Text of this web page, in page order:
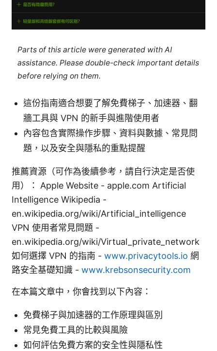
Parts of this article were generated with AI
assistance. Please double-check important details
before relying on them.
這份指南適合想要了解免費梯子、加速器、翻
牆工具與 VPN 的新手與進階使用者
內容包含實際操作步驟、資料與數據、常見問
題，以及安全與隱私的重點提醒
推薦資源（可作為後續參考，請自行決定是否使
用）： Apple Website - apple.com Artificial
Intelligence Wikipedia -
en.wikipedia.org/wiki/Artificial_intelligence
VPN 使用者常見問題 -
en.wikipedia.org/wiki/Virtual_private_network
如何選擇 VPN 的指南 - www.privacytools.io 網
路安全基礎知識 - www.krebsonsecurity.com
在本篇文章中，你會找到以下內容：
免費梯子與加速器的工作原理與區別
常見免費工具的比較與風險
如何評估免費方案的安全性與隱私性